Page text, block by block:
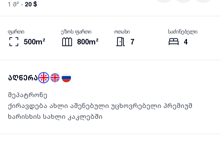
1 მ² - 20 $
500m²
ფართი
800m²
ეზოს ფართი
7
ოთახი
4
საძინებელი
აღწერა
მეპატრონე
ქირავდება ახლი აშენებული უცხოვრებელი პრემიუმ
ხარისხის სახლი კაკლებში